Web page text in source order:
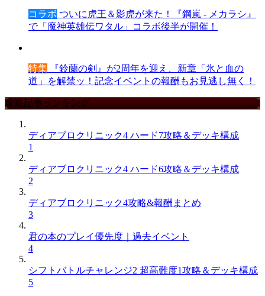
コラボ ついに虎王＆影虎が来た！『鋼嵐 - メカラシ』
で「魔神英雄伝ワタル」コラボ後半が開催！
特集 『鈴蘭の剣』が2周年を迎え、新章「氷と血の
道」を解禁ッ！記念イベントの報酬もお見逃し無く！
攻略記事ランキング
ディアブロクリニック4 ハード7攻略＆デッキ構成
1
ディアブロクリニック4 ハード6攻略＆デッキ構成
2
ディアブロクリニック4攻略&報酬まとめ
3
君の本のプレイ優先度｜過去イベント
4
シフトバトルチャレンジ2 超高難度1攻略＆デッキ構成
5